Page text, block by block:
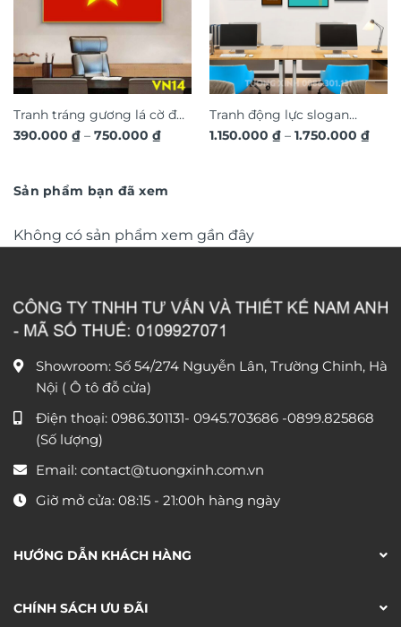
Tranh tráng gương lá cờ đỏ
sao vàng Việt Nam VN14
390.000 ₫ – 750.000 ₫Khoảng
750.000 ₫
Tranh động lực slogan
truyền cảm hứng trang trí
1.150.000 ₫ – 1.750.000 ₫
Sản phẩm bạn đã xem
Không có sản phẩm xem gần đây
Showroom: Số 54/274 Nguyễn Lân, Trường Chinh, Hà
Nội ( Ô tô đỗ cửa)
Điện thoại: 0986.301131- 0945.703686 -0899.825868
(Số lượng)
Email: contact@tuongxinh.com.vn
Giờ mở cửa: 08:15 - 21:00h hàng ngày
HƯỚNG DẪN KHÁCH HÀNG
CHÍNH SÁCH ƯU ĐÃI